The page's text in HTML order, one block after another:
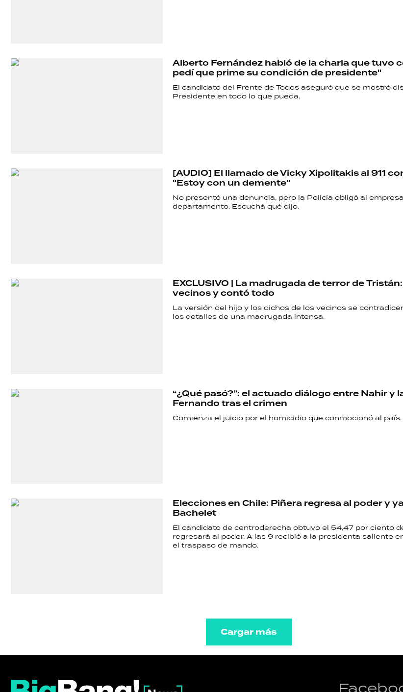
Alberto Fernández habló de la charla que tuvo
pedí que prime su condición de presidente"
El candidato del Frente de Todos aseguró que se mostró
Presidente en todo lo que pueda.
[AUDIO] El llamado de Vicky Xipolitakis al 911
"Estoy con un demente"
No presentó una denuncia, pero la Policía obligó al
departamento. Escuchá qué dijo.
EXCLUSIVO | La madrugada de terror de
vecinos y contó todo
La versión del hijo y los dichos de los vecinos se
los detalles de una madrugada intensa.
“¿Qué pasó?”: el actuado diálogo entre Nahir y
Fernando tras el crimen
Comienza el juicio por el homicidio que conmocionó al país.
Elecciones en Chile: Piñera regresa al poder y
Bachelet
El candidato de centroderecha obtuvo el 54,47 por ciento
regresará al poder. A las 9 recibió a la presidenta saliente
el traspaso de mando.
Cargar más